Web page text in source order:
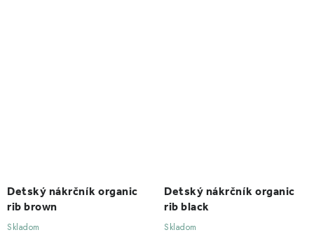
Detský nákrčník organic
rib brown
Skladom
Detský nákrčník organic
rib black
Skladom